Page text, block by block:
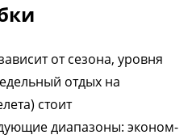
от сезона, уровня
отдых на
стоит
диапазоны: эконом-